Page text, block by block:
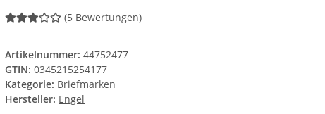
(5 Bewertungen)
Artikelnummer: 44752477
GTIN: 0345215254177
Kategorie: Briefmarken
Hersteller: Engel